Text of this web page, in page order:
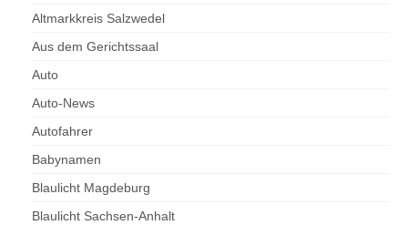
Altmarkkreis Salzwedel
Aus dem Gerichtssaal
Auto
Auto-News
Autofahrer
Babynamen
Blaulicht Magdeburg
Blaulicht Sachsen-Anhalt